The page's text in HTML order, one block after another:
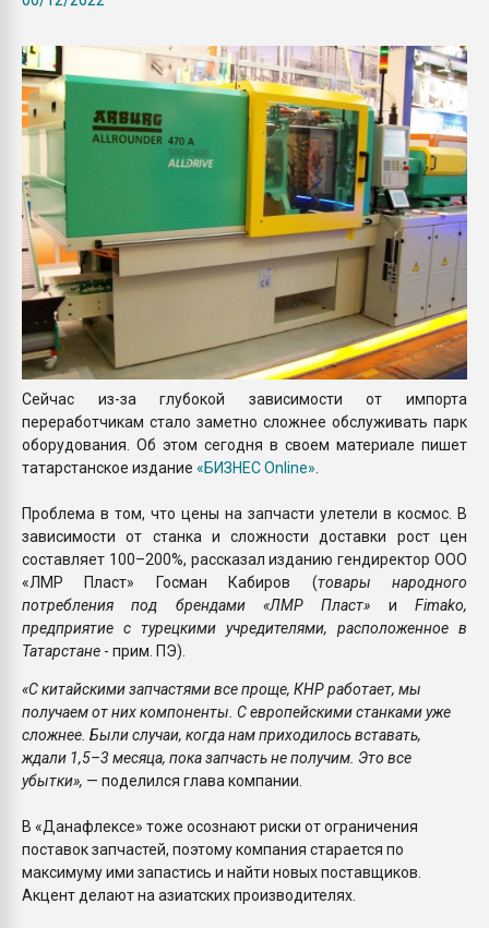
ПЕРЕЙТИ НА
Сейчас из-за глубокой зависимости от импорта
переработчикам стало заметно сложнее обслуживать парк
оборудования. Об этом сегодня в своем материале пишет
татарстанское издание «БИЗНЕС Online»
Проблема в том, что цены на запчасти улетели в космос. В
зависимости от станка и сложности доставки рост цен
составляет 100–200%, рассказал изданию гендиректор ООО
«ЛМР Пласт» Госман Кабиров (товары народного
потребления под брендами «ЛМР Пласт» иFimako,
предприятие с турецкими учредителями, расположенное в
Татарстане - прим. ПЭ).
«С китайскими запчастями все проще, КНР работает, мы
получаем от них компоненты. С европейскими станками уже
сложнее. Были случаи, когда нам приходилось вставать,
ждали 1,5–3 месяца, пока запчасть не получим. Это все
убытки», — поделился глава компании.
В «Данафлексе» тоже осознают риски от ограничения
поставок запчастей, поэтому компания старается по
максимуму ими запастись и найти новых поставщиков.
Акцент делают на азиатских производителях.